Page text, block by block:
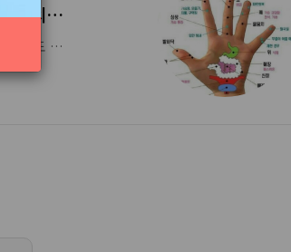
아이사랑님의 새로운 소식
작은 소품까지도 그냥 맘에 들었다... 날이 좋았던 어느 여름날... 서귀포 "땡뀨베리"에서...